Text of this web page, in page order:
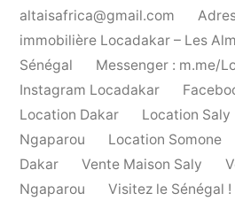
altaisafrica@gmail.com
immobilière Locadakar – Les
Sénégal
Messenger : m.me/
Instagram Locadakar
Location Dakar
Location Saly
Ngaparou
Location Somone
Dakar
Vente Maison Saly
Ngaparou
Visitez le Sénégal !